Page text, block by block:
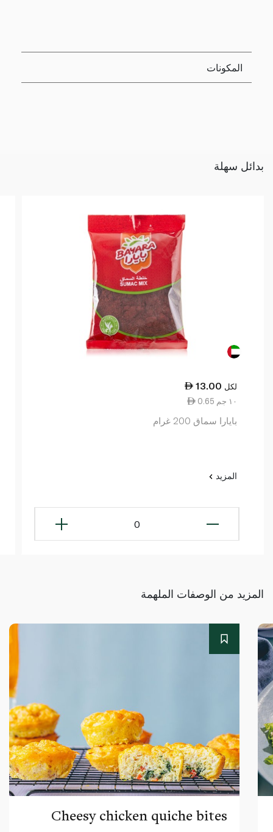
المكونات
بدائل سهلة
13.00 لكل
0.65 ١٠ جم
بايارا سماق 200 غرام
المزيد
0
المزيد من الوصفات الملهمة
Cheesy chicken quiche bites